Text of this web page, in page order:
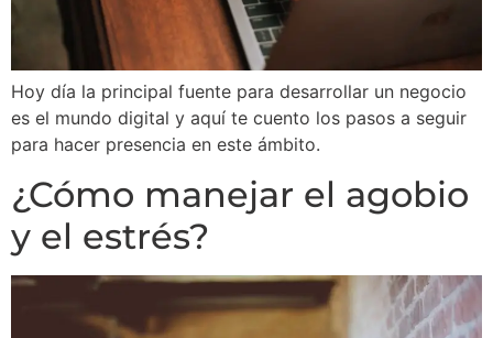
Hoy día la principal fuente para desarrollar un negocio
es el mundo digital y aquí te cuento los pasos a seguir
para hacer presencia en este ámbito.
¿Cómo manejar el agobio
y el estrés?